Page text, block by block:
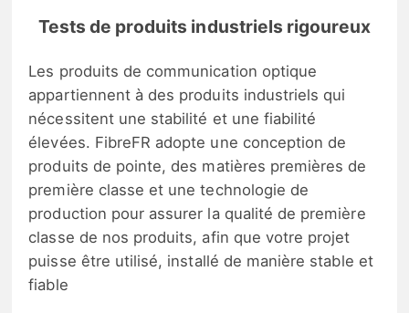
Tests de produits industriels rigoureux
Les produits de communication optique
appartiennent à des produits industriels qui
nécessitent une stabilité et une fiabilité
élevées. FibreFR adopte une conception de
produits de pointe, des matières premières de
première classe et une technologie de
production pour assurer la qualité de première
classe de nos produits, afin que votre projet
puisse être utilisé, installé de manière stable et
fiable